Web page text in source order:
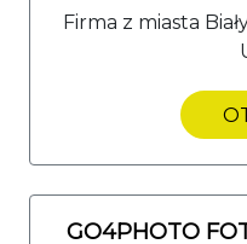
Firma z miasta
GO4PHOTO